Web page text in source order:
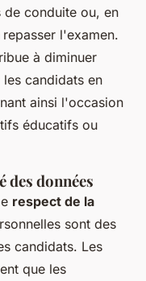
de conduite ou, en
l'examen.
à diminuer
candidats en
ainsi l'occasion
éducatifs ou
données
respect de la
sont des
candidats. Les
que les